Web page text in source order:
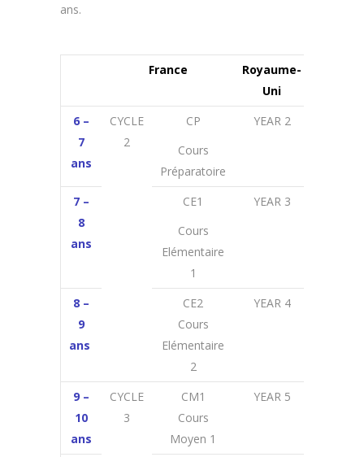
ans.
France
Royaume-
Uni
6 –
7
ans
CYCLE
2
CP
Cours
Préparatoire
YEAR 2
7 –
8
ans
CE1
Cours
Elémentaire
1
YEAR 3
8 –
9
ans
CE2
Cours
Elémentaire
2
YEAR 4
9 –
10
ans
CYCLE
3
CM1
Cours
Moyen 1
YEAR 5